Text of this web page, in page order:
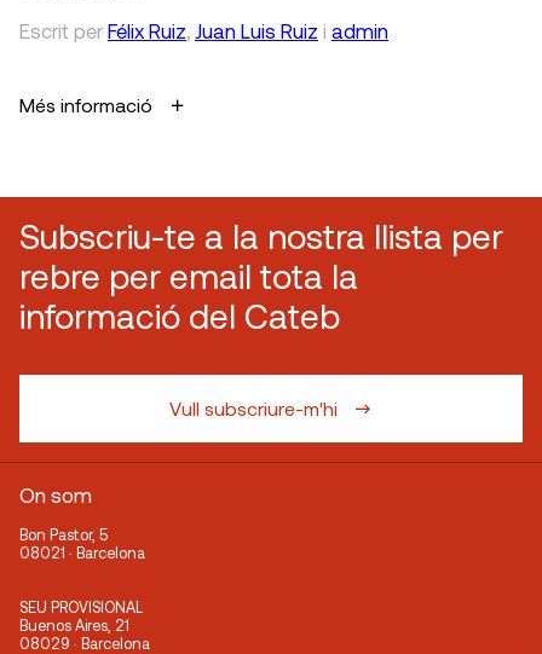
Escrit per Félix Ruiz, Juan Luis Ruiz i admin
Més informació
Subscriu-te a la nostra llista per
rebre per email tota la
informació del Cateb
Vull subscriure-m'hi
On som
Bon Pastor, 5
08021 · Barcelona
SEU PROVISIONAL
Buenos Aires, 21
08029 · Barcelona